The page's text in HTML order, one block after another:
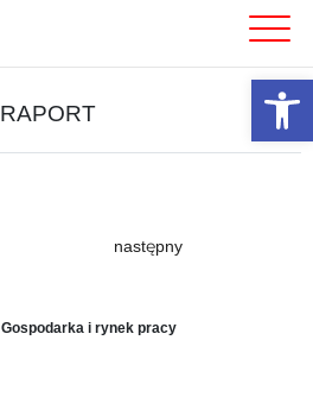
RAPORT
następny
Gospodarka i rynek pracy